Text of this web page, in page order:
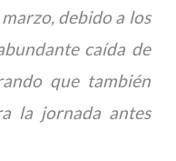
debido a los
caída de
que también
la jornada antes